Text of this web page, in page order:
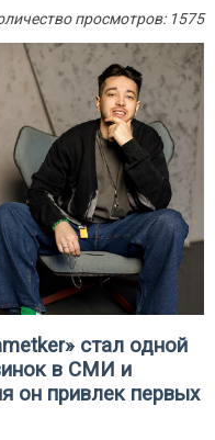
просмотров: 1575
стал одной
в СМИ и
он привлек первых